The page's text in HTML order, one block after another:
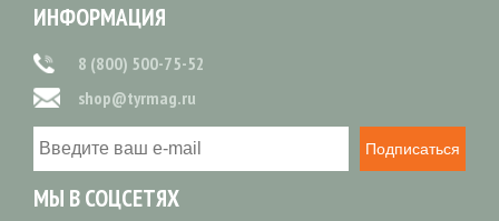
ИНФОРМАЦИЯ
8 (800) 500-75-52
shop@tyrmag.ru
Подписаться
МЫ В СОЦСЕТЯХ